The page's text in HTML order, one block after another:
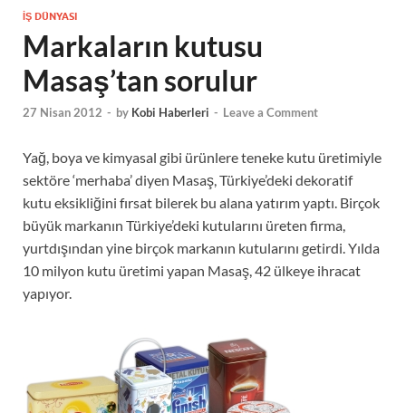
Haberleri
İŞ DÜNYASI
Markaların kutusu
Masaş’tan sorulur
27 Nisan 2012 - by Kobi Haberleri - Leave a Comment
Yağ, boya ve kimyasal gibi ürünlere teneke kutu üretimiyle
sektöre ‘merhaba’ diyen Masaş, Türkiye’deki dekoratif
kutu eksikliğini fırsat bilerek bu alana yatırım yaptı. Birçok
büyük markanın Türkiye’deki kutularını üreten firma,
yurtdışından yine birçok markanın kutularını getirdi. Yılda
10 milyon kutu üretimi yapan Masaş, 42 ülkeye ihracat
yapıyor.